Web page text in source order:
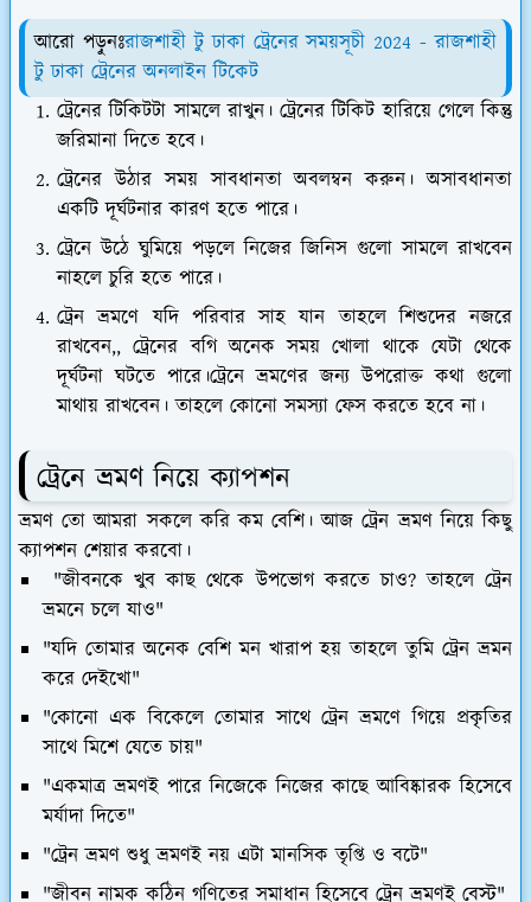
আরো পড়ুনঃরাজশাহী টু ঢাকা ট্রেনের সময়সূচী 2024 - রাজশাহী
টু ঢাকা ট্রেনের অনলাইন টিকেট
ট্রেনের টিকিটটা সামলে রাখুন। ট্রেনের টিকিট হারিয়ে গেলে কিন্তু
জরিমানা দিতে হবে।
ট্রেনের উঠার সময় সাবধানতা অবলম্বন করুন। অসাবধানতা
একটি দূর্ঘটনার কারণ হতে পারে।
ট্রেনে উঠে ঘুমিয়ে পড়লে নিজের জিনিস গুলো সামলে রাখবেন
নাহলে চুরি হতে পারে।
ট্রেন ভ্রমণে যদি পরিবার সাহ যান তাহলে শিশুদের নজরে
রাখবেন,, ট্রেনের বগি অনেক সময় খোলা থাকে যেটা থেকে
দূর্ঘটনা ঘটতে পারে।ট্রেনে ভ্রমণের জন্য উপরোক্ত কথা গুলো
মাথায় রাখবেন। তাহলে কোনো সমস্যা ফেস করতে হবে না।
ট্রেনে ভ্রমণ নিয়ে ক্যাপশন
ভ্রমণ তো আমরা সকলে করি কম বেশি। আজ ট্রেন ভ্রমণ নিয়ে কিছু
ক্যাপশন শেয়ার করবো।
"জীবনকে খুব কাছ থেকে উপভোগ করতে চাও? তাহলে ট্রেন
ভ্রমনে চলে যাও"
"যদি তোমার অনেক বেশি মন খারাপ হয় তাহলে তুমি ট্রেন ভ্রমন
করে দেইখো"
"কোনো এক বিকেলে তোমার সাথে ট্রেন ভ্রমণে গিয়ে প্রকৃতির
সাথে মিশে যেতে চায়"
"একমাত্র ভ্রমণই পারে নিজেকে নিজের কাছে আবিষ্কারক হিসেবে
মর্যাদা দিতে"
"ট্রেন ভ্রমণ শুধু ভ্রমণই নয় এটা মানসিক তৃপ্তি ও বটে"
"জীবন নামক কঠিন গণিতের সমাধান হিসেবে ট্রেন ভ্রমণই বেস্ট"